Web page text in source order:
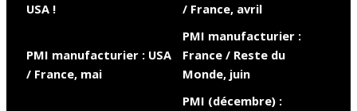
USA !
/ France, avril
PMI manufacturier : USA
/ France, mai
PMI manufacturier :
France / Reste du
Monde, juin
PMI (décembre) :